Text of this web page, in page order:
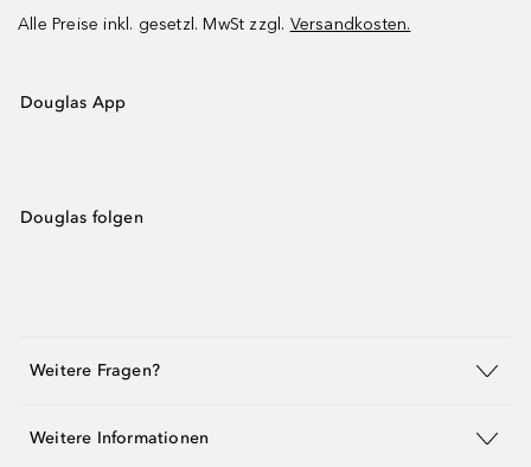
Alle Preise inkl. gesetzl. MwSt zzgl. Versandkosten.
Douglas App
Douglas folgen
Weitere Fragen?
Weitere Informationen